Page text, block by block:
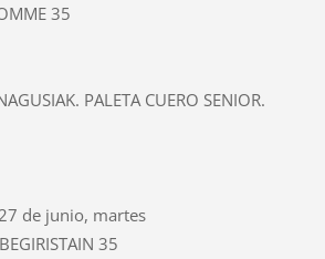
35
PALETA CUERO SENIOR.
27 de junio, martes
35